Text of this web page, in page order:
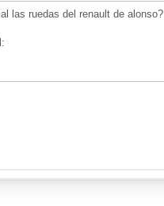
las ruedas del renault de alonso?